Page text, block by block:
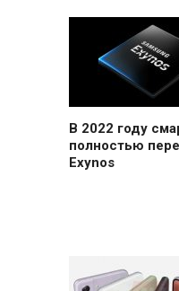
В 2022 году
полностью
Exynos